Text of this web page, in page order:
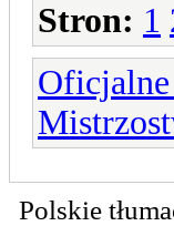
Stron: 1
Polskie